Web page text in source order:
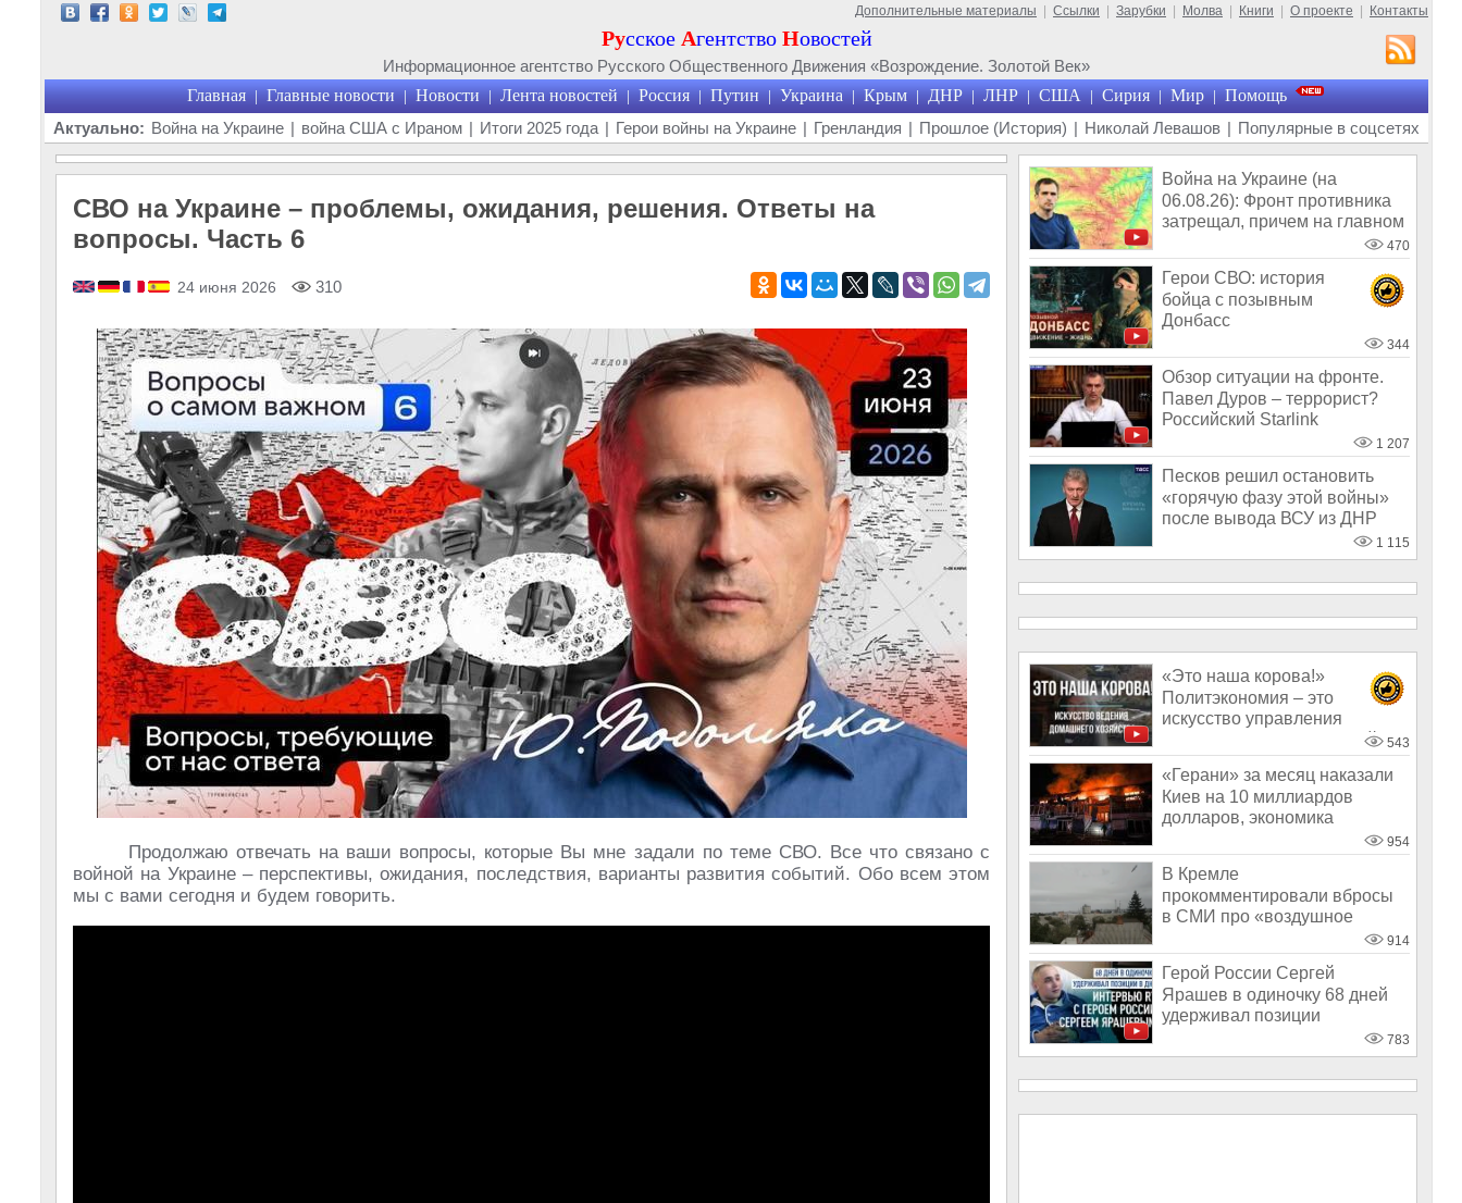
Дополнительные материалы Ссылки Зарубки Молва Книги О проекте Контакты
Русское Агентство Новостей
Информационное агентство Русского Общественного Движения «Возрождение. Золотой Век»
Главная | Главные новости | Новости | Лента новостей | Россия | Путин | Украина | Крым | ДНР | ЛНР | США | Сирия | Мир | Помощь
Актуально: Война на Украине | война США с Ираном | Итоги 2025 года | Герои войны на Украине | Гренландия | Прошлое (История) | Николай Левашов | Популярные в соцсетях
СВО на Украине – проблемы, ожидания, решения. Ответы на
вопросы. Часть 6
24 июня 2026 310
Продолжаю отвечать на ваши вопросы, которые Вы мне задали по теме СВО. Все что связано с
войной на Украине – перспективы, ожидания, последствия, варианты развития событий. Обо всем этом
мы с вами сегодня и будем говорить.
Война на Украине (на
06.08.26): Фронт противника
затрещал, причем на главном
470
Герои СВО: история
бойца с позывным
Донбасс
344
Обзор ситуации на фронте.
Павел Дуров – террорист?
Российский Starlink
1 207
Песков решил остановить
«горячую фазу этой войны»
после вывода ВСУ из ДНР
1 115
«Это наша корова!»
Политэкономия – это
искусство управления
большим домашним хозяйс 543
«Герани» за месяц наказали
Киев на 10 миллиардов
долларов, экономика
954
В Кремле
прокомментировали вбросы
в СМИ про «воздушное
914
Герой России Сергей
Ярашев в одиночку 68 дней
удерживал позиции
783